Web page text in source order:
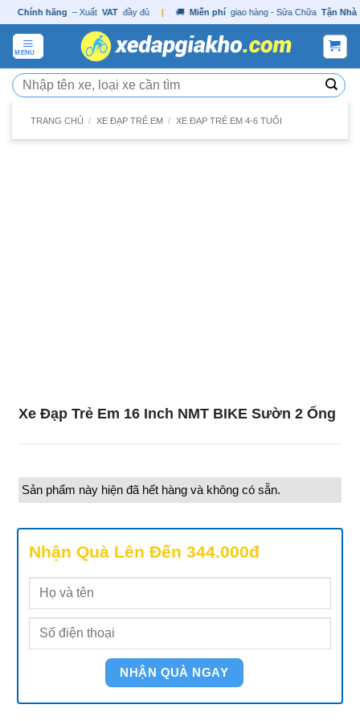
Skip
to
content
Chính hãng – Xuất VAT đầy đủ | 🚚 Miễn phí giao hàng - Sửa Chữa Tận Nhà
MENU
Tìm
kiếm:
TRANG CHỦ / XE ĐẠP TRẺ EM / XE ĐẠP TRẺ EM 4-6 TUỔI
Xe Đạp Trẻ Em 16 Inch NMT BIKE Sườn 2 Ống
Sản phẩm này hiện đã hết hàng và không có sẵn.
Nhận Quà Lên Đến 344.000đ